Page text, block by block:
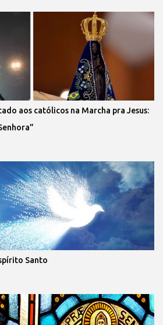
aos católicos na Marcha pra Jesus:
Santo